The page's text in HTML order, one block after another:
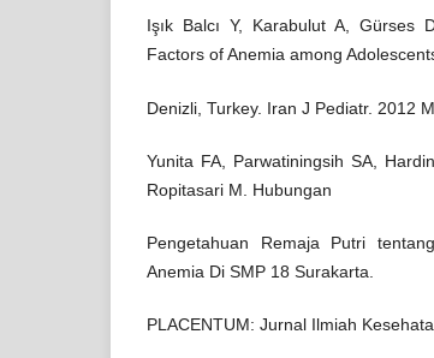
Işık Balcı Y, Karabulut A,
Factors of Anemia among
Denizli, Turkey. Iran J Pediatr. 2012
Yunita FA, Parwatiningsih SA,
Ropitasari M. Hubungan
Pengetahuan Remaja Putri
Anemia Di SMP 18 Surakarta.
PLACENTUM: Jurnal Ilmiah